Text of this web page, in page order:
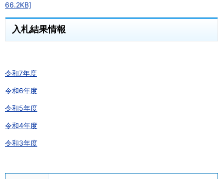
66.2KB]
入札結果情報
令和7年度
令和6年度
令和5年度
令和4年度
令和3年度